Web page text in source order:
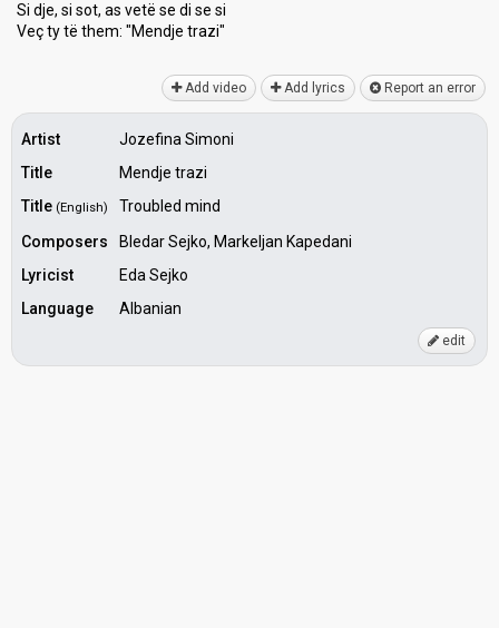
Si dje, si sot, as vetë se di se ѕi
Veç ty të them: "Mendje trаzi"
Add video Add lyrics Report an error
Artist
Jozefina Simoni
Title
Mendje trazi
Title (English)
Troubled mind
Composers
Bledar Sejko, Markeljan Kapedani
Lyricist
Eda Sejko
Language
Albanian
edit